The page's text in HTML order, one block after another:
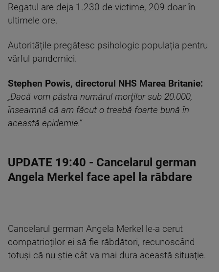
Regatul are deja 1.230 de victime, 209 doar în
ultimele ore.
Autoritățile pregătesc psihologic populația pentru
vârful pandemiei.
Stephen Powis, directorul NHS Marea Britanie:
„Dacă vom păstra numărul morţilor sub 20.000,
înseamnă că am făcut o treabă foarte bună în
această epidemie.”
UPDATE 19:40 - Cancelarul german
Angela Merkel face apel la răbdare
Cancelarul german Angela Merkel le-a cerut
compatrioților ei să fie răbdători, recunoscând
totuși că nu ştie cât va mai dura această situaţie.